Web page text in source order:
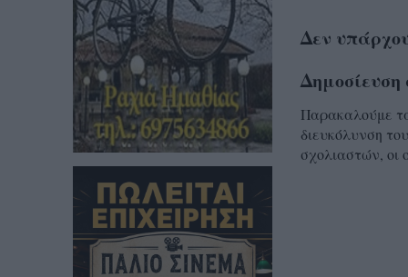
Δεν
Δημοσίευση
Παρακαλούμε
διευκόλυνση
σχολιαστών, οι